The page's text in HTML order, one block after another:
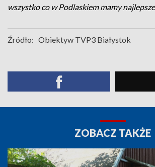
wszystko co w Podlaskiem mamy
Źródło: Obiektyw TVP3 Białystok
ZOBACZ TAKŻE